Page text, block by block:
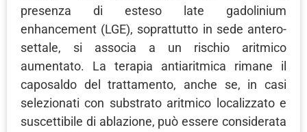
presenza di esteso late gadolinium
enhancement (LGE), soprattutto in sede antero-
settale, si associa a un rischio aritmico
aumentato. La terapia antiaritmica rimane il
caposaldo del trattamento, anche se, in casi
selezionati con substrato aritmico localizzato e
suscettibile di ablazione, può essere considerata